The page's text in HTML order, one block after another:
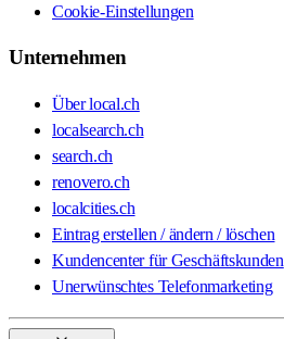
Cookie-Einstellungen
Unternehmen
Über local.ch
localsearch.ch
search.ch
renovero.ch
localcities.ch
Eintrag erstellen / ändern / löschen
Kundencenter für Geschäftskunden
Unerwünschtes Telefonmarketing